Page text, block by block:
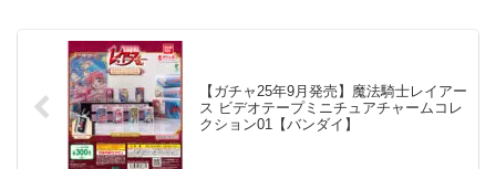
【ガチャ25年9月発売】魔法騎士レイアー
ス ビデオテープミニチュアチャームコレ
クション01【バンダイ】